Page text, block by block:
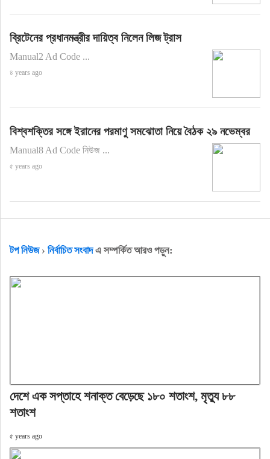
ব্রিটেনের প্রধানমন্ত্রীর দায়িত্ব নিলেন লিজ ট্রাস
Manual2 Ad Code ...
৪ years ago
বিশ্বশক্তির সঙ্গে ইরানের পরমাণু সমঝোতা নিয়ে বৈঠক ২৯ নভেম্বর
Manual8 Ad Code নিউজ ...
৫ years ago
টপ নিউজ› নির্বাচিত সংবাদএ সম্পর্কিত আরও পড়ুন:
দেশে এক সপ্তাহে শনাক্ত বেড়েছে ১৮০ শতাংশ, মৃত্যু ৮৮
শতাংশ
৫ years ago